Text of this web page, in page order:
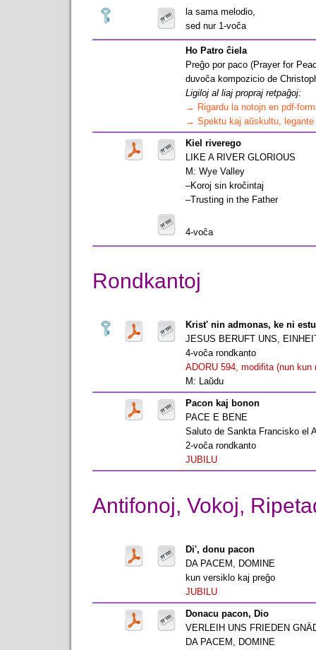
la sama melodio,
sed nur 1-voĉa
Ho Patro ĉiela
Preĝo por paco (Prayer for
duvoĉa kompozicio de
Ligiloj al liaj propraj retpaĝoj:
→ Rigardu la notojn en pdf-
→ Spektu kaj aŭskultu,
Kiel riverego
LIKE A RIVER GLORIOUS
M: Wye Valley
–Koroj sin kroĉintaj
–Trusting in the Father
4-voĉa
Rondkantoj
Krist' nin admonas, ke ni
JESUS BERUFT UNS,
4-voĉa rondkanto
ADORU 594, modifita (nun kun
M: Laŭdu
Pacon kaj bonon
PACE E BENE
Saluto de Sankta Francisko el
2-voĉa rondkanto
JUBILU
Antifonoj, Vokoj,
Di', donu pacon
DA PACEM, DOMINE
kun versiklo kaj preĝo
JUBILU
Donacu pacon, Dio
VERLEIH UNS FRIEDEN
DA PACEM, DOMINE